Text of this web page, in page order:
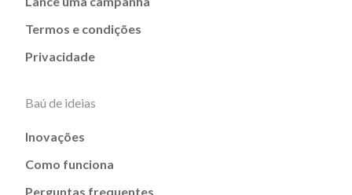
Termos e condições
Privacidade
Baú de ideias
Inovações
Como funciona
Perguntas frequentes